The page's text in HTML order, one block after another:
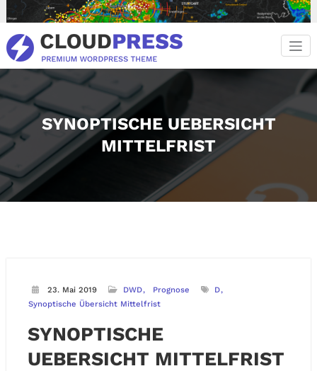
Inhalt
springen
SYNOPTISCHE UEBERSICHT
MITTELFRIST
23. Mai 2019 DWD Prognose
D
Synoptische Übersicht Mittelfrist
SYNOPTISCHE
UEBERSICHT MITTELFRIST